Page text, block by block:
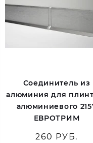
Соединитель из
алюминия для
алюминиевого
ЕВРОТРИМ
260 РУБ.